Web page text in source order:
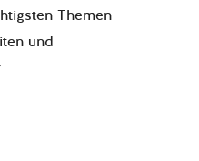
Themen
und